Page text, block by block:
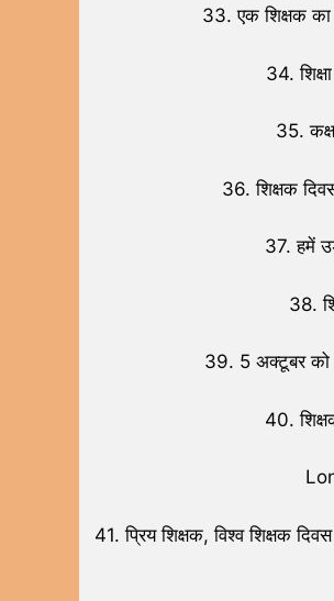
33. एक शिक्षक का
34.
35.
36. शिक्षक
37. हमें
38.
39. 5 अक्टूबर को
40.
41. प्रिय शिक्षक, विश्व शिक्षक